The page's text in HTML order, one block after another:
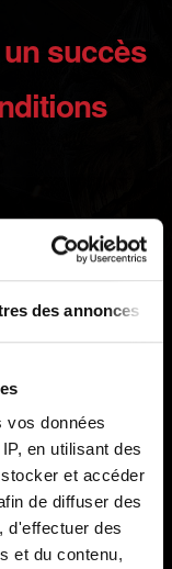
des annonces
vos données
en utilisant des
et accéder
de diffuser des
d'effectuer des
et du contenu,
parfois après un
un peu
à
pas à utiliser
tel est le cas.
mais que
déclencher à
pour ce faire
lequel les